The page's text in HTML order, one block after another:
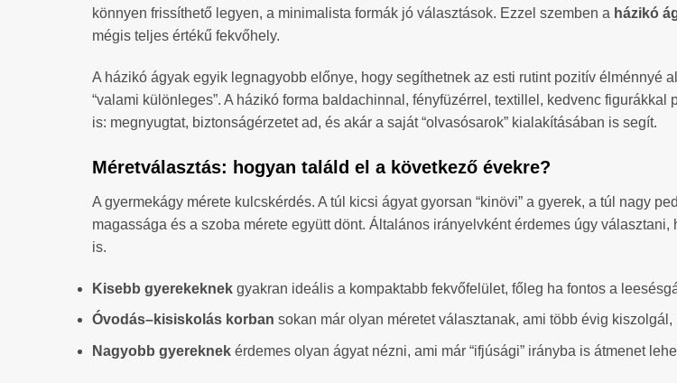
könnyen frissíthető legyen, a minimalista formák jó választások. Ezzel szemben a házikó
mégis teljes értékű fekvőhely.
A házikó ágyak egyik legnagyobb előnye, hogy segíthetnek az esti rutint pozitív élménnyé
“valami különleges”. A házikó forma baldachinnal, fényfüzérrel, textillel, kedvenc
is: megnyugtat, biztonságérzetet ad, és akár a saját “olvasósarok” kialakításában is segít.
Méretválasztás: hogyan találd el a következő évekre?
A gyermekágy mérete kulcskérdés. A túl kicsi ágyat gyorsan “kinövi” a gyerek, a túl nagy
magassága és a szoba mérete együtt dönt. Általános irányelvként érdemes úgy
is.
Kisebb gyerekeknek gyakran ideális a kompaktabb fekvőfelület, főleg ha fontos a
Óvodás–kisiskolás korban sokan már olyan méretet választanak, ami több évig
Nagyobb gyereknek érdemes olyan ágyat nézni, ami már “ifjúsági” irányba is átmenet